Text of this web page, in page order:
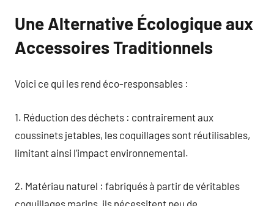
Une Alternative Écologique aux
Accessoires Traditionnels
Voici ce qui les rend éco-responsables :
1. Réduction des déchets : contrairement aux
coussinets jetables, les coquillages sont réutilisables,
limitant ainsi l’impact environnemental.
2. Matériau naturel : fabriqués à partir de véritables
coquillages marins, ils nécessitent peu de